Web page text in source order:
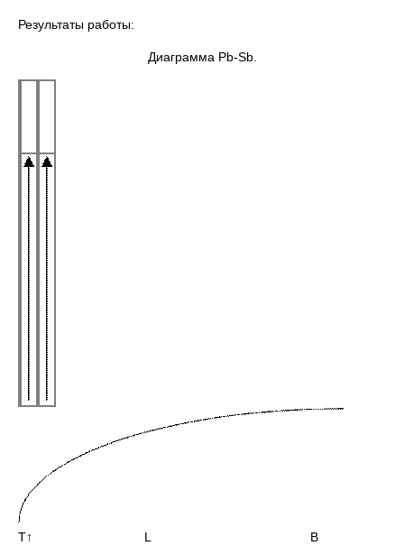
Результаты работы:
Диаграмма Pb-Sb.
Т↑ L B